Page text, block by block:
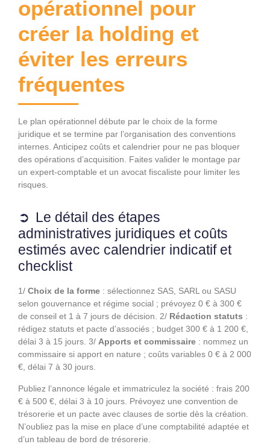
opérationnel pour
créer la holding et
éviter les erreurs
fréquentes
Le plan opérationnel débute par le choix de la forme
juridique et se termine par l’organisation des conventions
internes. Anticipez coûts et calendrier pour ne pas bloquer
des opérations d’acquisition. Faites valider le montage par
un expert‑comptable et un avocat fiscaliste pour limiter les
risques.
Le détail des étapes
administratives juridiques et coûts
estimés avec calendrier indicatif et
checklist
1/ Choix de la forme : sélectionnez SAS, SARL ou SASU
selon gouvernance et régime social ; prévoyez 0 € à 300 €
de conseil et 1 à 7 jours de décision. 2/ Rédaction statuts :
rédigez statuts et pacte d’associés ; budget 300 € à 1 200 €,
délai 3 à 15 jours. 3/ Apports et commissaire : nommez un
commissaire si apport en nature ; coûts variables 0 € à 2 000
€, délai 7 à 30 jours.
Publiez l’annonce légale et immatriculez la société : frais 200
€ à 500 €, délai 3 à 10 jours. Prévoyez une convention de
trésorerie et un pacte avec clauses de sortie dès la création.
N’oubliez pas la mise en place d’une comptabilité adaptée et
d’un tableau de bord de trésorerie.